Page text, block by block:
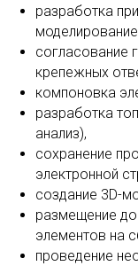
разработка
согласование
крепежных
компоновка
разработка
анализ),
сохранение
электронной
создание 3D-
размещение
элементов на
проведение